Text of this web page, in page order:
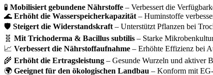
🧪 Mobilisiert gebundene Nährstoffe – Verbessert die
🌊 Erhöht die Wasserspeicherkapazität – Huminstoffe
🛡️ Steigert die Widerstandskraft – Unterstützt Pflanzen bei
🧬 Mit Trichoderma & Bacillus subtilis – Starke
📈 Verbessert die Nährstoffaufnahme – Erhöhte Effizienz bei
🌾 Erhöht die Ertragsleistung – Gesunde Wurzeln und aktiver
🌍 Geeignet für den ökologischen Landbau – Konform mit